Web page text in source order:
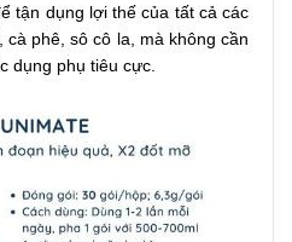
tận dụng lợi thế của tất cả các
phê, sô cô la, mà không cần
dụng phụ tiêu cực.